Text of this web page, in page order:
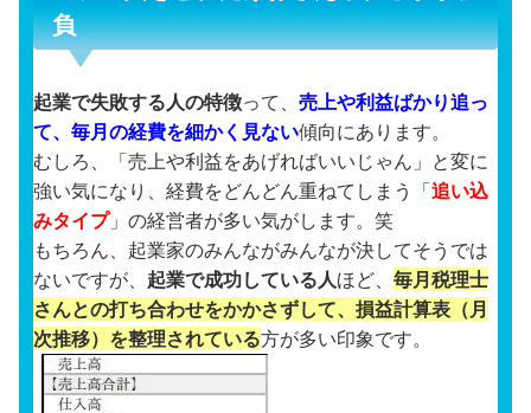
負
起業で失敗する人の特徴って、 売上や利益ばかり追っ
て、毎月の経費を細かく見ない傾向にあります。
むしろ、「売上や利益をあげればいいじゃん」と変に
強い気になり、経費をどんどん重ねてしまう「追い込
みタイプ」の経営者が多い気がします。笑
もちろん、起業家のみんながみんなが決してそうでは
ないですが、 起業で成功している人ほど、 毎月税理士
さんとの打ち合わせをかかさずして、損益計算表（月
次推移）を整理されている方が多い印象です。